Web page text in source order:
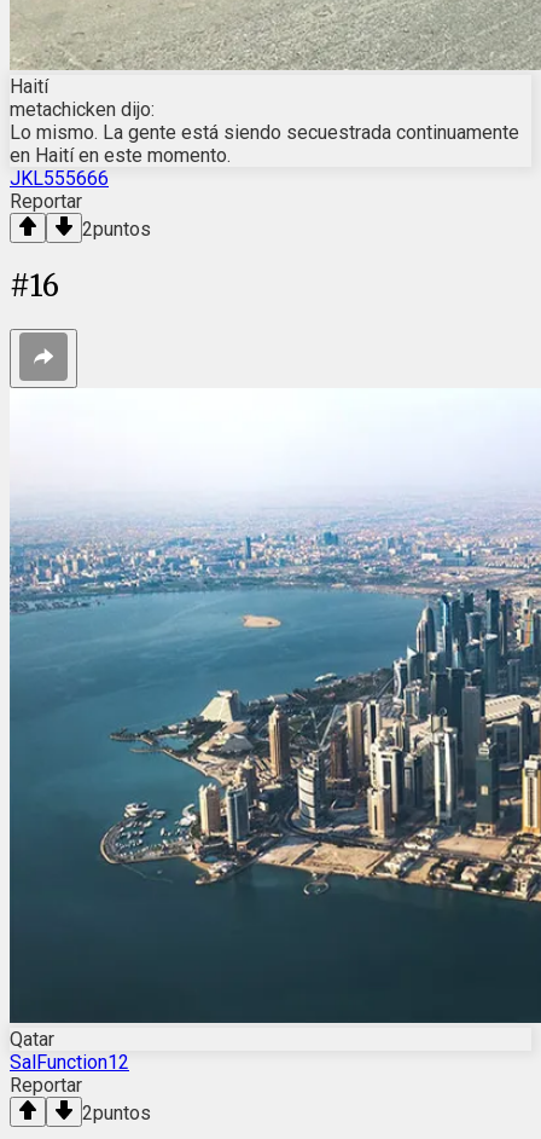
Haití
metachicken dijo:
Lo mismo. La gente está siendo secuestrada continuamente
en Haití en este momento.
JKL555666
Reportar
2puntos
#16
Qatar
SalFunction12
Reportar
2puntos